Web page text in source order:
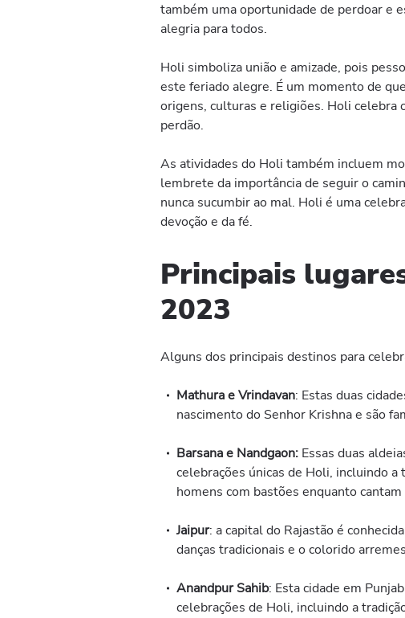
também uma oportunidade de perdoar e
alegria para todos.
Holi simboliza união e amizade, pois
este feriado alegre. É um momento de
origens, culturas e religiões. Holi celebra
perdão.
As atividades do Holi também incluem
lembrete da importância de seguir o
nunca sucumbir ao mal. Holi é uma
devoção e da fé.
Principais
2023
Alguns dos principais destinos para
Mathura e Vrindavan: Estas duas
nascimento do Senhor Krishna e são
Barsana e Nandgaon: Essas duas
celebrações únicas de Holi, incluindo
homens com bastões enquanto cantam
Jaipur: a capital do Rajastão é
danças tradicionais e o colorido
Anandpur Sahib: Esta cidade em
celebrações de Holi, incluindo a